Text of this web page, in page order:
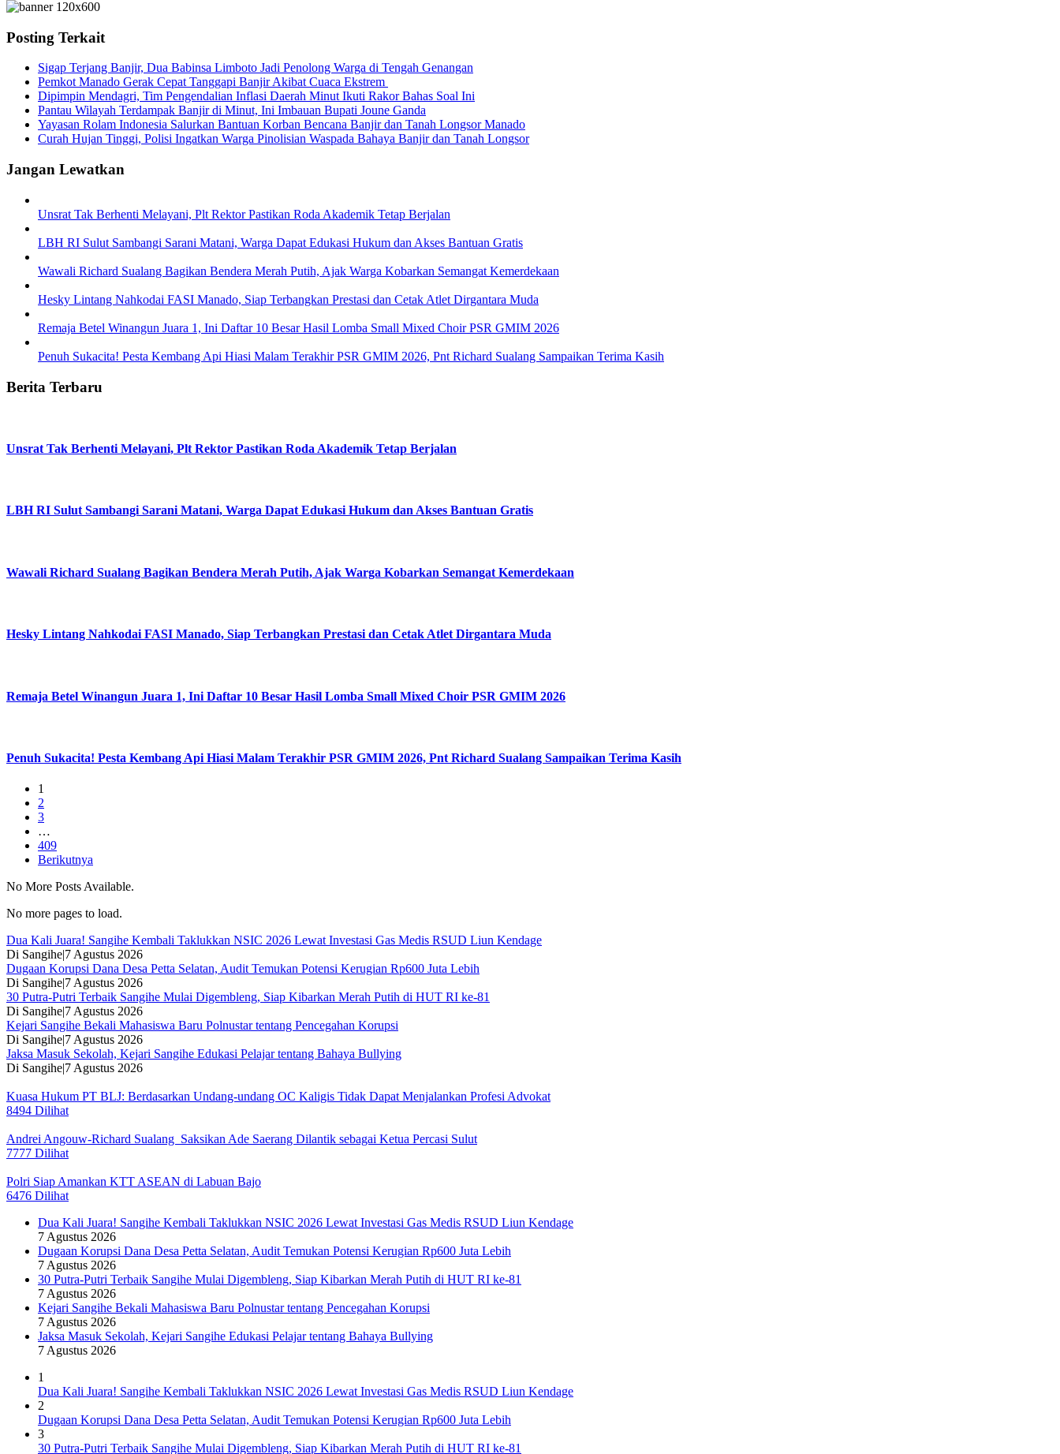
Posting Terkait
Sigap Terjang Banjir, Dua Babinsa Limboto Jadi Penolong Warga di Tengah Genangan
Pemkot Manado Gerak Cepat Tanggapi Banjir Akibat Cuaca Ekstrem
Dipimpin Mendagri, Tim Pengendalian Inflasi Daerah Minut Ikuti Rakor Bahas Soal Ini
Pantau Wilayah Terdampak Banjir di Minut, Ini Imbauan Bupati Joune Ganda
Yayasan Rolam Indonesia Salurkan Bantuan Korban Bencana Banjir dan Tanah Longsor Manado
Curah Hujan Tinggi, Polisi Ingatkan Warga Pinolisian Waspada Bahaya Banjir dan Tanah Longsor
Jangan Lewatkan
Unsrat Tak Berhenti Melayani, Plt Rektor Pastikan Roda Akademik Tetap Berjalan
LBH RI Sulut Sambangi Sarani Matani, Warga Dapat Edukasi Hukum dan Akses Bantuan Gratis
Wawali Richard Sualang Bagikan Bendera Merah Putih, Ajak Warga Kobarkan Semangat Kemerdekaan
Hesky Lintang Nahkodai FASI Manado, Siap Terbangkan Prestasi dan Cetak Atlet Dirgantara Muda
Remaja Betel Winangun Juara 1, Ini Daftar 10 Besar Hasil Lomba Small Mixed Choir PSR GMIM 2026
Penuh Sukacita! Pesta Kembang Api Hiasi Malam Terakhir PSR GMIM 2026, Pnt Richard Sualang Sampaikan Terima Kasih
Berita Terbaru
Unsrat Tak Berhenti Melayani, Plt Rektor Pastikan Roda Akademik Tetap Berjalan
LBH RI Sulut Sambangi Sarani Matani, Warga Dapat Edukasi Hukum dan Akses Bantuan Gratis
Wawali Richard Sualang Bagikan Bendera Merah Putih, Ajak Warga Kobarkan Semangat Kemerdekaan
Hesky Lintang Nahkodai FASI Manado, Siap Terbangkan Prestasi dan Cetak Atlet Dirgantara Muda
Remaja Betel Winangun Juara 1, Ini Daftar 10 Besar Hasil Lomba Small Mixed Choir PSR GMIM 2026
Penuh Sukacita! Pesta Kembang Api Hiasi Malam Terakhir PSR GMIM 2026, Pnt Richard Sualang Sampaikan Terima Kasih
1
2
3
…
409
Berikutnya
No More Posts Available.
No more pages to load.
Dua Kali Juara! Sangihe Kembali Taklukkan NSIC 2026 Lewat Investasi Gas Medis RSUD Liun Kendage
Di Sangihe 7 Agustus 2026
Dugaan Korupsi Dana Desa Petta Selatan, Audit Temukan Potensi Kerugian Rp600 Juta Lebih
Di Sangihe 7 Agustus 2026
30 Putra-Putri Terbaik Sangihe Mulai Digembleng, Siap Kibarkan Merah Putih di HUT RI ke-81
Di Sangihe 7 Agustus 2026
Kejari Sangihe Bekali Mahasiswa Baru Polnustar tentang Pencegahan Korupsi
Di Sangihe 7 Agustus 2026
Jaksa Masuk Sekolah, Kejari Sangihe Edukasi Pelajar tentang Bahaya Bullying
Di Sangihe 7 Agustus 2026
Kuasa Hukum PT BLJ: Berdasarkan Undang-undang OC Kaligis Tidak Dapat Menjalankan Profesi Advokat
8494 Dilihat
Andrei Angouw-Richard Sualang Saksikan Ade Saerang Dilantik sebagai Ketua Percasi Sulut
7777 Dilihat
Polri Siap Amankan KTT ASEAN di Labuan Bajo
6476 Dilihat
Dua Kali Juara! Sangihe Kembali Taklukkan NSIC 2026 Lewat Investasi Gas Medis RSUD Liun Kendage
7 Agustus 2026
Dugaan Korupsi Dana Desa Petta Selatan, Audit Temukan Potensi Kerugian Rp600 Juta Lebih
7 Agustus 2026
30 Putra-Putri Terbaik Sangihe Mulai Digembleng, Siap Kibarkan Merah Putih di HUT RI ke-81
7 Agustus 2026
Kejari Sangihe Bekali Mahasiswa Baru Polnustar tentang Pencegahan Korupsi
7 Agustus 2026
Jaksa Masuk Sekolah, Kejari Sangihe Edukasi Pelajar tentang Bahaya Bullying
7 Agustus 2026
1
Dua Kali Juara! Sangihe Kembali Taklukkan NSIC 2026 Lewat Investasi Gas Medis RSUD Liun Kendage
2
Dugaan Korupsi Dana Desa Petta Selatan, Audit Temukan Potensi Kerugian Rp600 Juta Lebih
3
30 Putra-Putri Terbaik Sangihe Mulai Digembleng, Siap Kibarkan Merah Putih di HUT RI ke-81